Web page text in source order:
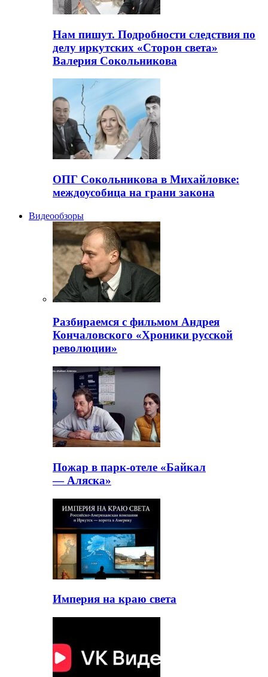
Нам пишут. Подробности следствия по
делу иркутских «Сторон света»
Валерия Сокольникова
ОПГ Сокольникова в Михайловке:
междоусобица на грани закона
Видеообзоры
Разбираемся с фильмом Андрея
Кончаловского «Хроники русской
революции»
Пожар в парк-отеле «Байкал
— Аляска»
Империя на краю света